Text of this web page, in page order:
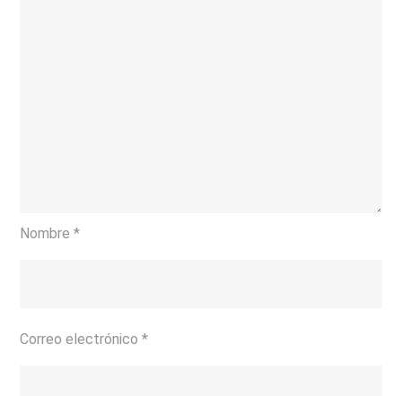
Nombre*
Correo electrónico*